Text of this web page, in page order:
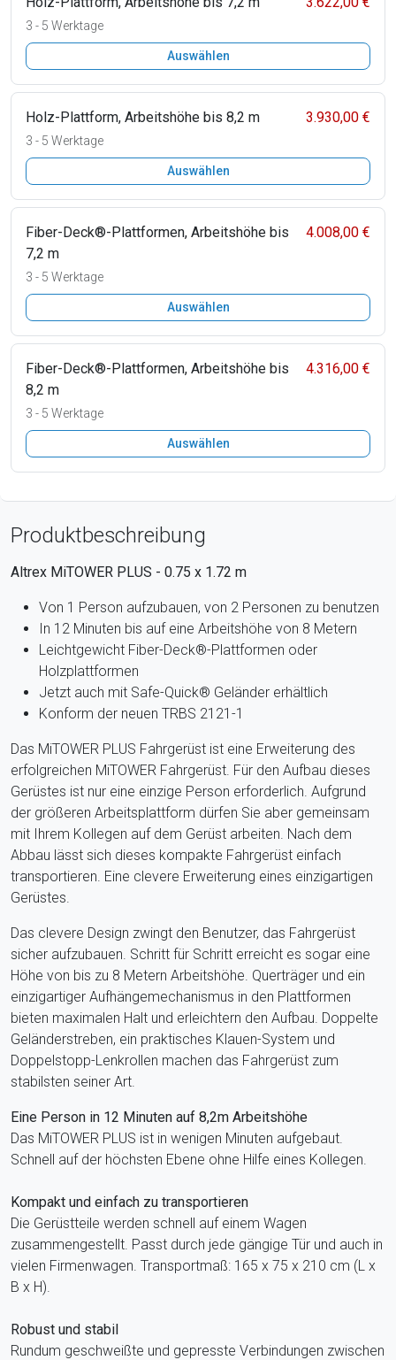
3 - 5 Werktage
Auswählen
Holz-Plattform, Arbeitshöhe bis 8,2 m 3.930,00 €
3 - 5 Werktage
Auswählen
Fiber-Deck®-Plattformen, Arbeitshöhe bis
7,2 m
4.008,00 €
3 - 5 Werktage
Auswählen
Fiber-Deck®-Plattformen, Arbeitshöhe bis
8,2 m
4.316,00 €
3 - 5 Werktage
Auswählen
Produktbeschreibung
Altrex MiTOWER PLUS - 0.75 x 1.72 m
Von 1 Person aufzubauen, von 2 Personen zu benutzen
In 12 Minuten bis auf eine Arbeitshöhe von 8 Metern
Leichtgewicht Fiber-Deck®-Plattformen oder
Holzplattformen
Jetzt auch mit Safe-Quick® Geländer erhältlich
Konform der neuen TRBS 2121-1
Das MiTOWER PLUS Fahrgerüst ist eine Erweiterung des
erfolgreichen MiTOWER Fahrgerüst. Für den Aufbau dieses
Gerüstes ist nur eine einzige Person erforderlich. Aufgrund
der größeren Arbeitsplattform dürfen Sie aber gemeinsam
mit Ihrem Kollegen auf dem Gerüst arbeiten. Nach dem
Abbau lässt sich dieses kompakte Fahrgerüst einfach
transportieren. Eine clevere Erweiterung eines einzigartigen
Gerüstes.
Das clevere Design zwingt den Benutzer, das Fahrgerüst
sicher aufzubauen. Schritt für Schritt erreicht es sogar eine
Höhe von bis zu 8 Metern Arbeitshöhe. Querträger und ein
einzigartiger Aufhängemechanismus in den Plattformen
bieten maximalen Halt und erleichtern den Aufbau. Doppelte
Geländerstreben, ein praktisches Klauen-System und
Doppelstopp-Lenkrollen machen das Fahrgerüst zum
stabilsten seiner Art.
Eine Person in 12 Minuten auf 8,2m Arbeitshöhe
Das MiTOWER PLUS ist in wenigen Minuten aufgebaut.
Schnell auf der höchsten Ebene ohne Hilfe eines Kollegen.
Kompakt und einfach zu transportieren
Die Gerüstteile werden schnell auf einem Wagen
zusammengestellt. Passt durch jede gängige Tür und auch in
vielen Firmenwagen. Transportmaß: 165 x 75 x 210 cm (L x
B x H).
Robust und stabil
Rundum geschweißte und gepresste Verbindungen zwischen